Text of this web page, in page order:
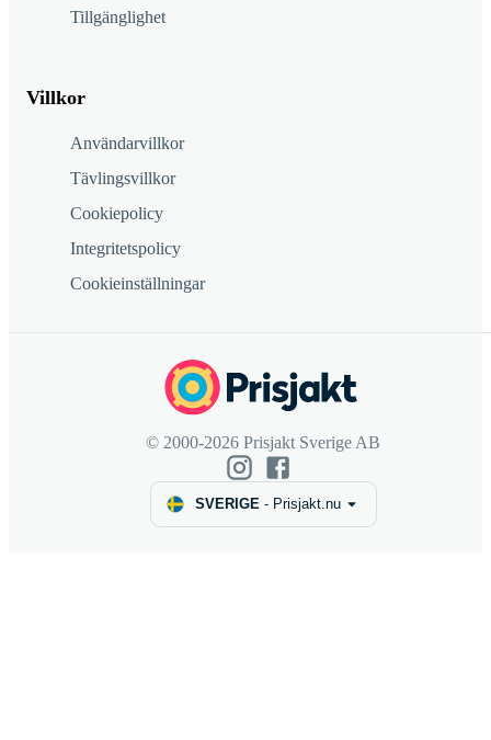
Tillgänglighet
Villkor
Användarvillkor
Tävlingsvillkor
Cookiepolicy
Integritetspolicy
Cookieinställningar
© 2000-2026 Prisjakt Sverige AB
SVERIGE- Prisjakt.nu